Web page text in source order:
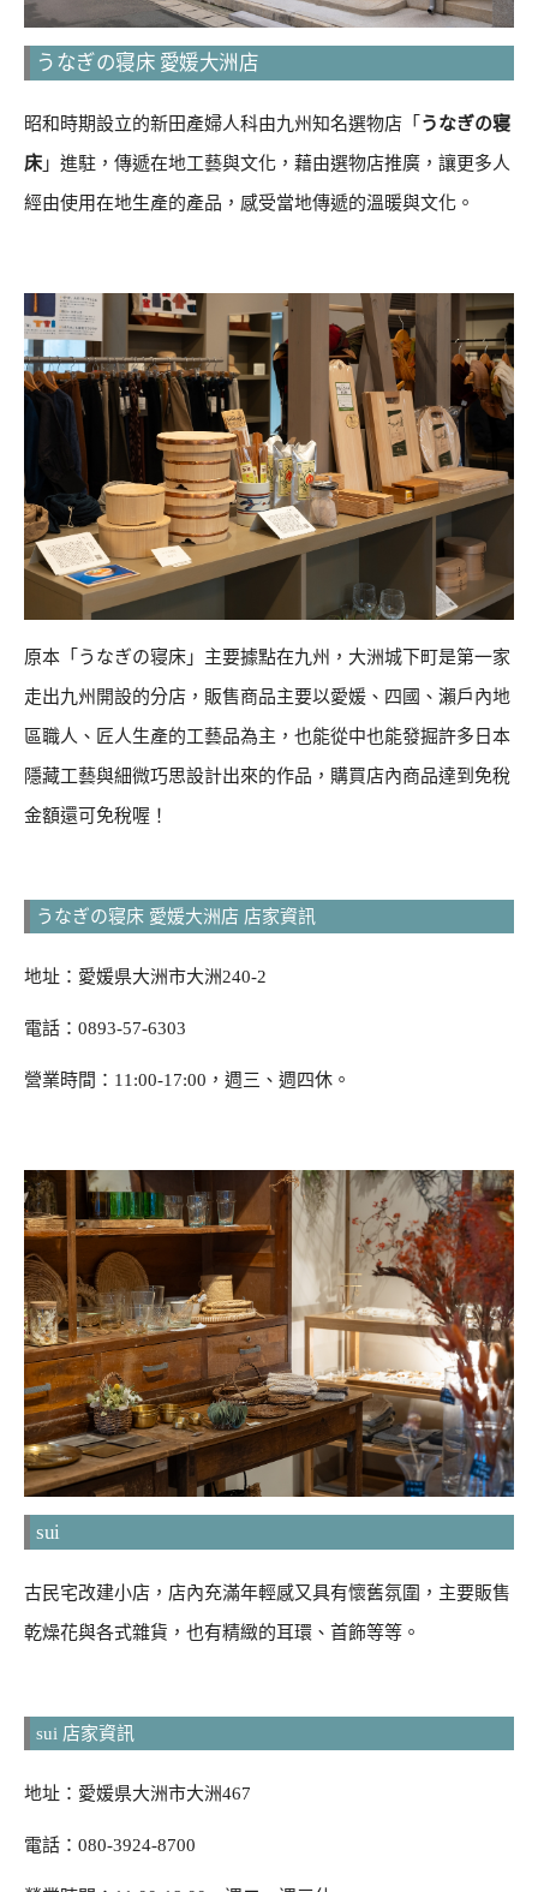
うなぎの寝床 愛媛大洲店
昭和時期設立的新田產婦人科由九州知名選物店「 うなぎの寝
床 」進駐，傳遞在地工藝與文化，藉由選物店推廣，讓更多人
經由使用在地生產的產品，感受當地傳遞的溫暖與文化。
原本「うなぎの寝床」主要據點在九州，大洲城下町是第一家
走出九州開設的分店，販售商品主要以愛媛、四國、瀨戶內地
區職人、匠人生產的工藝品為主，也能從中也能發掘許多日本
隱藏工藝與細微巧思設計出來的作品，購買店內商品達到免稅
金額還可免稅喔！
うなぎの寝床 愛媛大洲店 店家資訊
地址：愛媛県大洲市大洲240-2
電話：0893-57-6303
營業時間：11:00-17:00，週三、週四休。
sui
古民宅改建小店，店內充滿年輕感又具有懷舊氛圍，主要販售
乾燥花與各式雜貨，也有精緻的耳環、首飾等等。
sui 店家資訊
地址：愛媛県大洲市大洲467
電話：080-3924-8700